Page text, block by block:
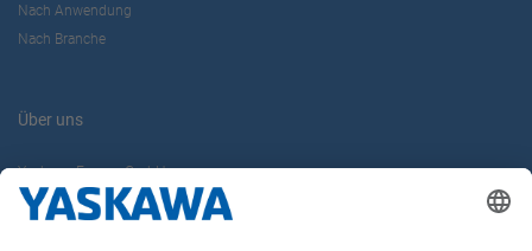
Nach Anwendung
Nach Branche
Über uns
Yaskawa Europe GmbH
Karriere